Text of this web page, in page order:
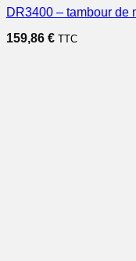
DR3400 – tambour de
159,86 € TTC